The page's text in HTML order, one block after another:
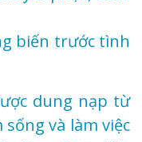
biến trước tình
dung nạp từ
và làm việc